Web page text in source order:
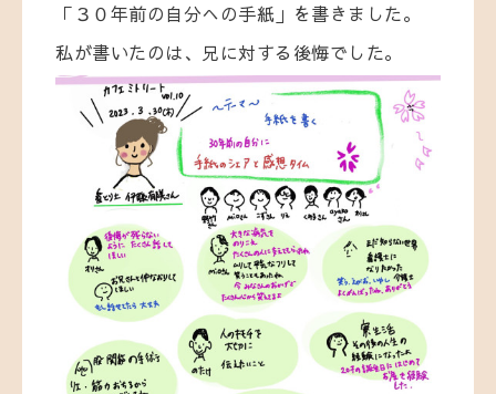
「３０年前の自分への手紙」を書きました。
私が書いたのは、兄に対する後悔でした。